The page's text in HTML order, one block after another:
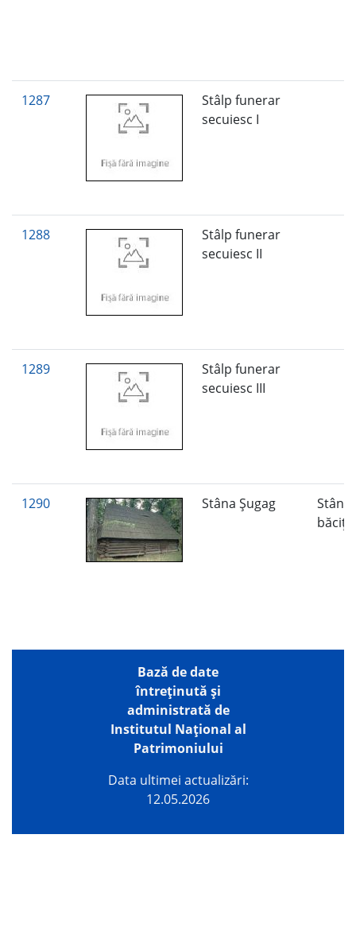
1287
Stâlp funerar
secuiesc I
1288
Stâlp funerar
secuiesc II
1289
Stâlp funerar
secuiesc III
1290 Stâna Şugag
Stână
băciţe
Bază de date
întreţinută şi
administrată de
Institutul Național al
Patrimoniului
Data ultimei actualizări:
12.05.2026